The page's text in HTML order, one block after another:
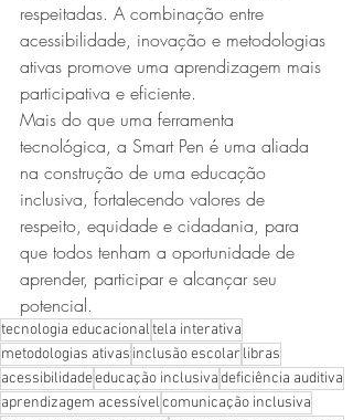
respeitadas. A combinação entre
acessibilidade, inovação e metodologias
ativas promove uma aprendizagem mais
participativa e eficiente.
Mais do que uma ferramenta
tecnológica, a Smart Pen é uma aliada
na construção de uma educação
inclusiva, fortalecendo valores de
respeito, equidade e cidadania, para
que todos tenham a oportunidade de
aprender, participar e alcançar seu
potencial.
tecnologia educacionaltela interativa
metodologias ativas inclusão escolar libras
acessibilidadeeducação inclusivadeficiência auditiva
aprendizagem acessívelcomunicação inclusiva